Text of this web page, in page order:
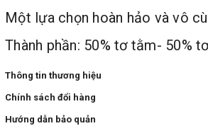
Một lựa chọn hoàn hảo và vô
Thành phần: 50% tơ tằm- 50%
Thông tin thương hiệu
Chính sách đổi hàng
Hướng dẫn bảo quản